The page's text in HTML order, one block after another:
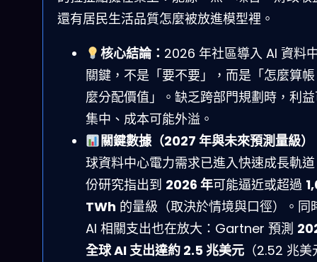
還有居民生活品質怎麼被放進模型裡。
核心結論： 2026 年社區導入 AI 資料
關鍵，不是「要不要」，而是「怎麼算
麼分配價值」。缺乏跨部門規劃時，利
集中、成本可能外溢。
關鍵數據（2027 年與未來預測量級）
球資料中心電力需求已進入快速成長軌
份研究指出到 2026 年可能逼近或超過
TWh 的量級（取決於情境與口徑）。同
AI 相關支出也在放大：Gartner 預測
全球 AI 支出達約 2.5 兆美元 （2.52 兆